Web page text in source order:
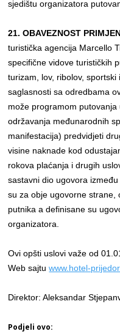
sjedištu organizatora
21. OBAVEZNOST
turistička agencija Marcello
specifične vidove turističkih
turizam, lov, ribolov,
saglasnosti sa odredbama
može programom
održavanja međunarodnih
manifestacija) predvidjeti
visine naknade kod
rokova plaćanja i drugih
sastavni dio ugovora
su za obje ugovorne strane,
putnika a definisane su
organizatora.
Ovi opšti uslovi važe od
Web sajtuwww.hotel-
Direktor: Aleksandar
Podjeli ovo: